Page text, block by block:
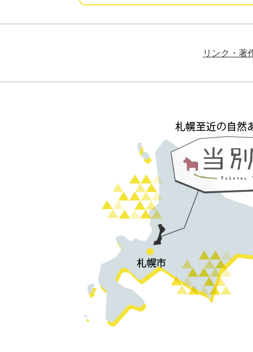
リンク・著